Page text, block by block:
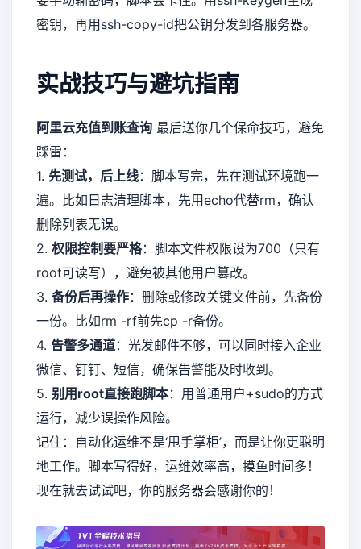
密钥，再用ssh-copy-id把公钥分发到各服务器。
实战技巧与避坑指南
阿里云充值到账查询 最后送你几个保命技巧，避免
踩雷：
1. 先测试，后上线：脚本写完，先在测试环境跑一
遍。比如日志清理脚本，先用echo代替rm，确认
删除列表无误。
2. 权限控制要严格：脚本文件权限设为700（只有
root可读写），避免被其他用户篡改。
3. 备份后再操作：删除或修改关键文件前，先备份
一份。比如rm -rf前先cp -r备份。
4. 告警多通道：光发邮件不够，可以同时接入企业
微信、钉钉、短信，确保告警能及时收到。
5. 别用root直接跑脚本：用普通用户+sudo的方式
运行，减少误操作风险。
记住：自动化运维不是‘甩手掌柜’，而是让你更聪明
地工作。脚本写得好，运维效率高，摸鱼时间多！
现在就去试试吧，你的服务器会感谢你的！